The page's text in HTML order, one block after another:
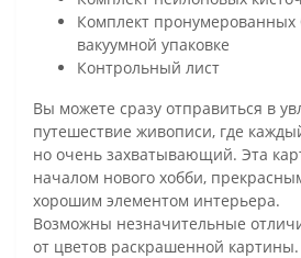
Комплект пронумерованных
вакуумной упаковке
Контрольный лист
Вы можете сразу отправиться в
путешествие живописи, где
но очень захватывающий. Эта
началом нового хобби,
хорошим элементом интерьера.
Возможны незначительные
от цветов раскрашенной картины.